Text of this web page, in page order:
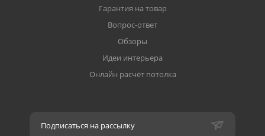
Гарантия на товар
Вопрос-ответ
Обзоры
Идеи интерьера
Онлайн расчёт потолка
Подписаться на рассылку